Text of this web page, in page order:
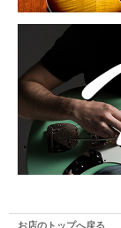
お店のトップへ戻る